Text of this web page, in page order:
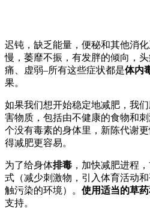
迟钝，缺乏能量，便秘和其他消
慢，萎靡不振，有发胖的倾向，
痛、虚弱–所有这些症状都是体内
果。
如果我们想开始稳定地减肥，我
害物质，包括由不健康的食物和
个没有毒素的身体里，新陈代谢
得减肥更容易。
为了给身体排毒 ，加快减肥进程
式（减少刺激物，引入体育活动
触污染的环境）。 使用适当的草
支持。